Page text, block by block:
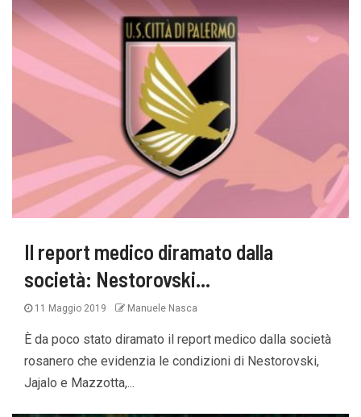
Il report medico diramato dalla
società: Nestorovski…
11 Maggio 2019 Manuele Nasca
È da poco stato diramato il report medico dalla società
rosanero che evidenzia le condizioni di Nestorovski,
Jajalo e Mazzotta,...